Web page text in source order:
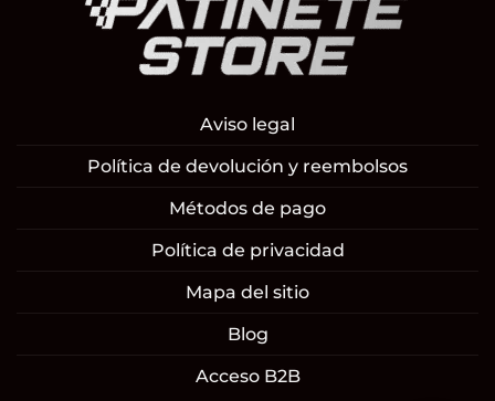
Aviso legal
Política de devolución y reembolsos
Métodos de pago
Política de privacidad
Mapa del sitio
Blog
Acceso B2B